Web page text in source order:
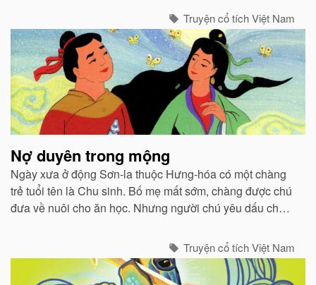
Truyện cổ tích Việt Nam
Nợ duyên trong mộng
Ngày xưa ở động Sơn-la thuộc Hưng-hóa có một chàng
trẻ tuổi tên là Chu sinh. Bố mẹ mất sớm, chàng được chú
đưa về nuôi cho ăn học. Nhưng người chú yêu dấu cháu
Truyện cổ tích Việt Nam